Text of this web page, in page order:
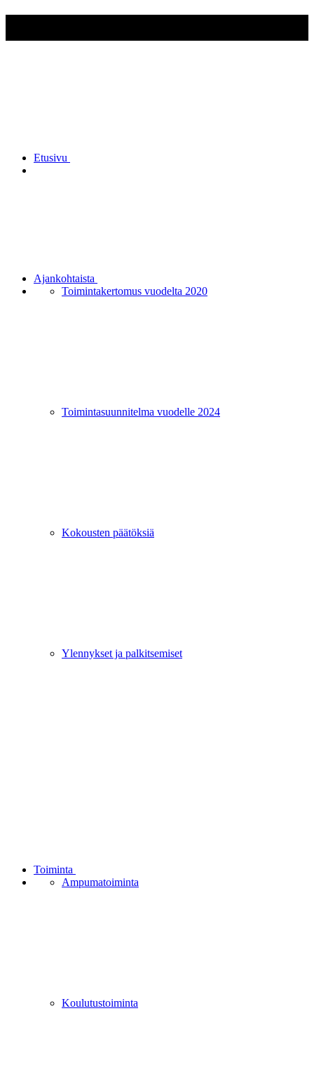
Etusivu
Ajankohtaista
Toimintakertomus vuodelta 2020
Toimintasuunnitelma vuodelle 2024
Kokousten päätöksiä
Ylennykset ja palkitsemiset
Toiminta
Ampumatoiminta
Koulutustoiminta